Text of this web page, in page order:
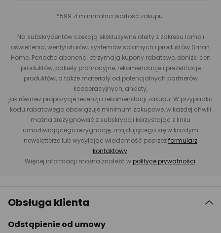
*599 zł minimalna wartość zakupu.
Na subskrybentów czekają ekskluzywne oferty z zakresu lamp i
oświetlenia, wentylatorów, systemów solarnych i produktów Smart
Home. Ponadto abonenci otrzymają kupony rabatowe, obniżki cen
produktów, pakiety promocyjne, rekomendacje i prezentacje
produktów, a także materiały od potencjalnych partnerów
kooperacyjnych, ankiety,
jak również propozycje recenzji i rekomendacji zakupu. W przypadku
kodu rabatowego obowiązuje minimum zakupowe, w każdej chwili
można zrezygnować z subskrypcji korzystając z linku
umożliwiającego rezygnację, znajdującego się w każdym
newsletterze lub wysyłając wiadomość poprzezformularz
kontaktowy.
Więcej informacji można znaleźć w polityce prywatności.
Obsługa klienta
Odstąpienie od umowy